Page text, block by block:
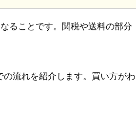
ることです。関税や送料の部分
流れを紹介します。買い方がわ